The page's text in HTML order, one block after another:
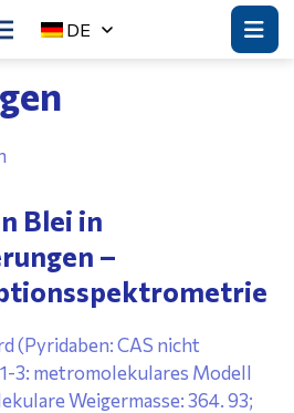
DE
Blei in
–
(Pyridaben: CAS nicht
3: metromolekulares Modell
Weigermasse: 364. 93;